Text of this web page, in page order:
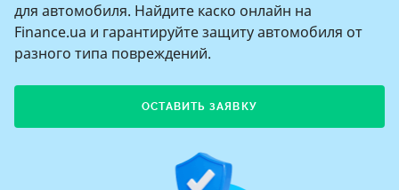
для автомобиля. Найдите каско онлайн на
Finance.ua и гарантируйте защиту автомобиля от
разного типа повреждений.
ОСТАВИТЬ ЗАЯВКУ